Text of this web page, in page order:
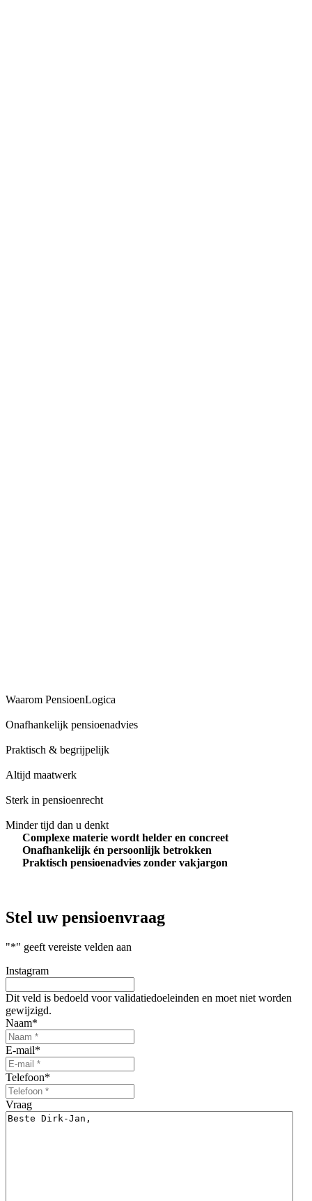
Waarom PensioenLogica
Onafhankelijk pensioenadvies
Praktisch & begrijpelijk
Altijd maatwerk
Sterk in pensioenrecht
Minder tijd dan u denkt
Complexe materie wordt helder en concreet
Onafhankelijk én persoonlijk betrokken
Praktisch pensioenadvies zonder vakjargon
Stel uwpensioenvraag
"*" geeft vereiste velden aan
Instagram
Dit veld is bedoeld voor validatiedoeleinden en moet niet worden
gewijzigd.
Naam*
E-mail*
Telefoon*
Vraag